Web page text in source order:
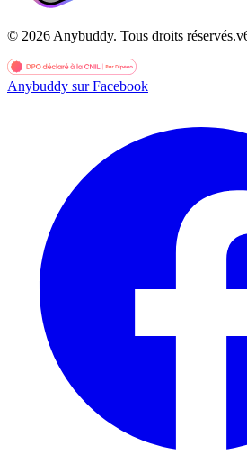
© 2026 Anybuddy. Tous droits réservés.v
Anybuddy sur Facebook